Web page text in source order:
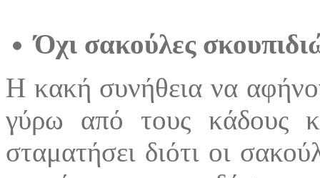
Όχι σακούλες
Η κακή συνήθεια να
γύρω από τους κάδους
σταματήσει διότι οι